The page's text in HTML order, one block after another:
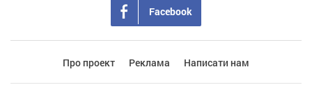
Facebook
Про проект Реклама Написати нам